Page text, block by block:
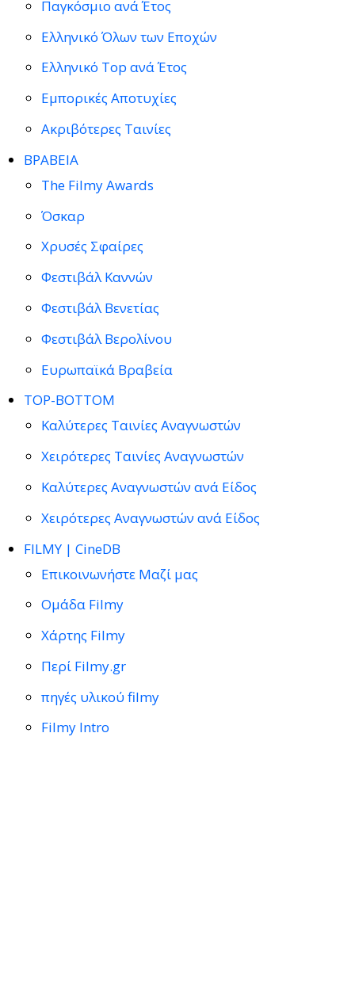
Παγκόσμιο ανά Έτος
Ελληνικό Όλων των Εποχών
Ελληνικό Top ανά Έτος
Εμπορικές Αποτυχίες
Ακριβότερες Ταινίες
ΒΡΑΒΕΙΑ
The Filmy Awards
Όσκαρ
Χρυσές Σφαίρες
Φεστιβάλ Καννών
Φεστιβάλ Βενετίας
Φεστιβάλ Βερολίνου
Ευρωπαϊκά Βραβεία
TOP-BOTTOM
Καλύτερες Ταινίες Αναγνωστών
Χειρότερες Ταινίες Αναγνωστών
Καλύτερες Αναγνωστών ανά Είδος
Χειρότερες Αναγνωστών ανά Είδος
FILMY | CineDB
Επικοινωνήστε Μαζί μας
Ομάδα Filmy
Χάρτης Filmy
Περί Filmy.gr
πηγές υλικού filmy
Filmy Intro